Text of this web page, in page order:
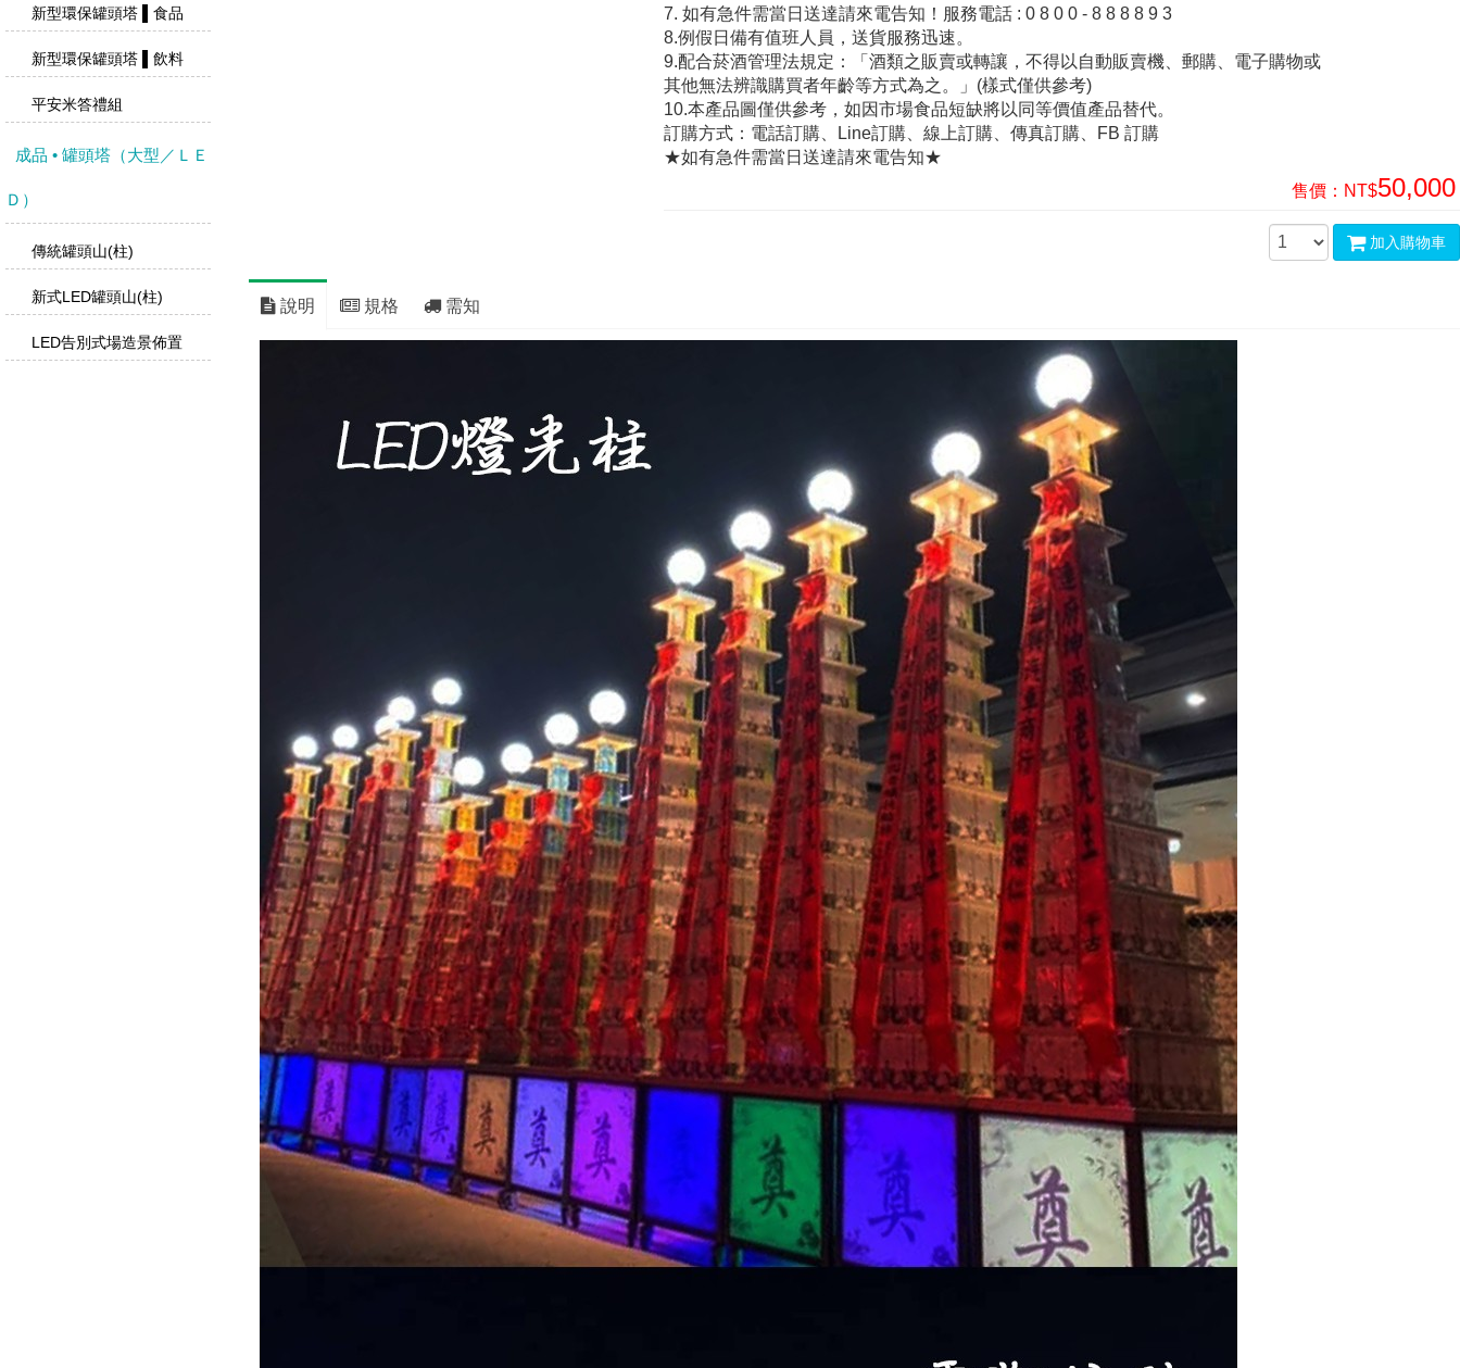
新型環保罐頭塔 ▌食品
新型環保罐頭塔 ▌飲料
平安米答禮組
成品 • 罐頭塔（大型／ＬＥ
Ｄ）
傳統罐頭山(柱)
新式LED罐頭山(柱)
LED告別式場造景佈置
7. 如有急件需當日送達請來電告知！服務電話 : 0 8 0 0 - 8 8 8 8 9 3
8.例假日備有值班人員，送貨服務迅速。
9.配合菸酒管理法規定：「酒類之販賣或轉讓，不得以自動販賣機、郵購、電子購物或
其他無法辨識購買者年齡等方式為之。」(樣式僅供參考)
10.本產品圖僅供參考，如因市場食品短缺將以同等價值產品替代。
訂購方式：電話訂購、Line訂購、線上訂購、傳真訂購、FB 訂購
★如有急件需當日送達請來電告知★
售價： NT$50,000
加入購物車
說明 規格 需知